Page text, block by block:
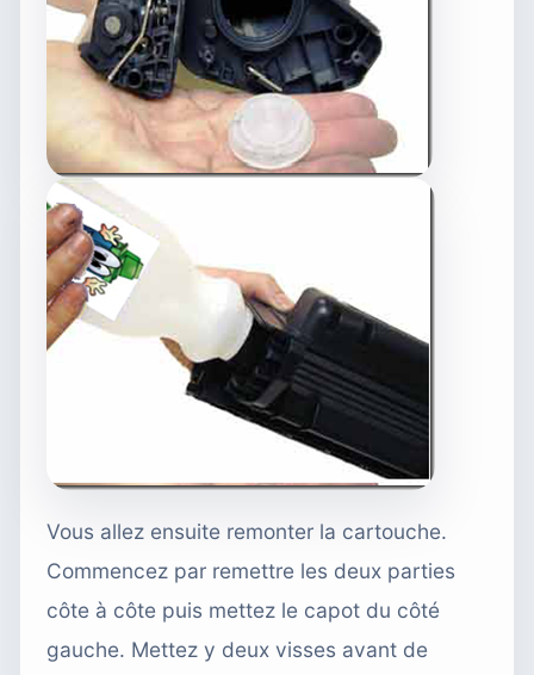
Vous allez ensuite remonter la cartouche.
Commencez par remettre les deux parties
côte à côte puis mettez le capot du côté
gauche. Mettez y deux visses avant de